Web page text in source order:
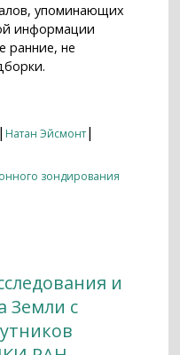
упоминающих
информации
ранние, не
| Натан Эйсмонт|
зондирования
и
Земли с